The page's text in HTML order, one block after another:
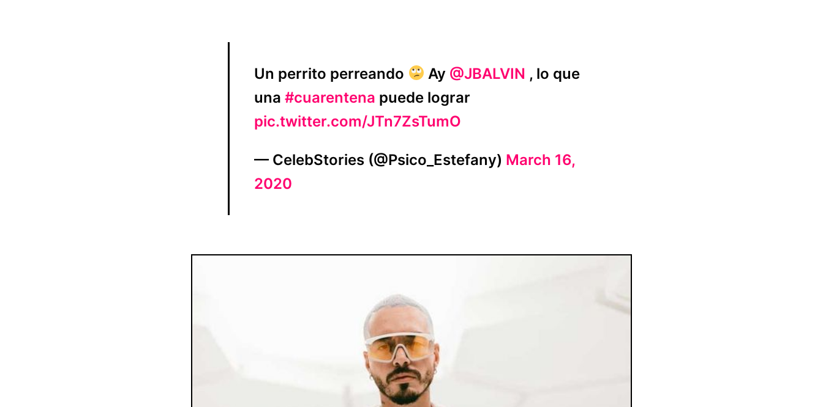
Un perrito perreando Ay @JBALVIN , lo que
una #cuarentena puede lograr
pic.twitter.com/JTn7ZsTumO
— CelebStories (@Psico_Estefany) March 16,
2020